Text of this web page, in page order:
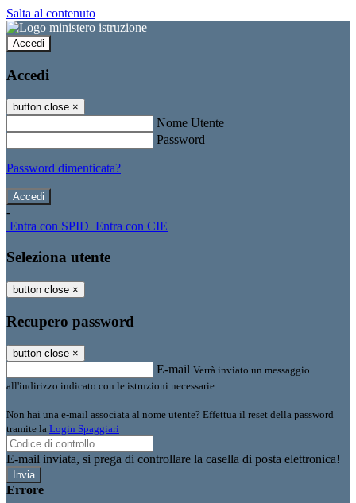
Salta al contenuto
Accedi
Accedi
button close ×
Nome Utente
Password
Password dimenticata?
-
Entra con SPID Entra con CIE
Seleziona utente
button close ×
Recupero password
button close ×
E-mail Verrà inviato un messaggio
all'indirizzo indicato con le istruzioni necessarie.
Non hai una e-mail associata al nome utente? Effettua il reset della password
tramite la Login Spaggiari
E-mail inviata, si prega di controllare la casella di posta elettronica!
Errore